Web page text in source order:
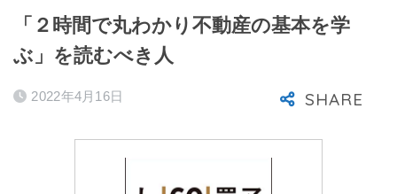
「２時間で丸わかり不動産の基本を学
ぶ」を読むべき人
2022年4月16日